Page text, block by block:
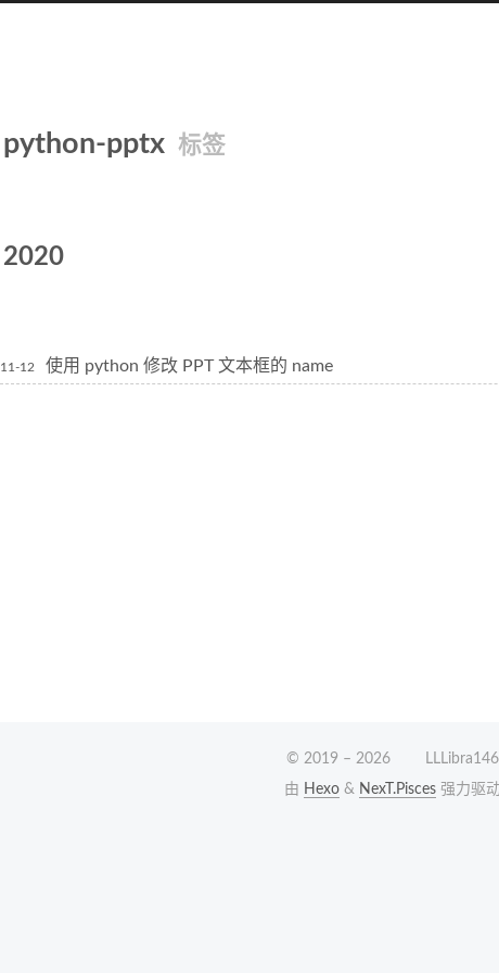
python-pptx 标签
2020
11-12 使用 python 修改 PPT 文本框的 name
© 2019 –2026
LLLibra146
由 Hexo & NexT.Pisces 强力驱